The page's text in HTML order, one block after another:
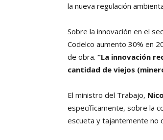
la nueva regulación
Sobre la innovación en el
Codelco aumento 30% en
de obra. “La innovación
cantidad de viejos
El ministro del Trabajo,
específicamente, sobre la
escueta y tajantemente no